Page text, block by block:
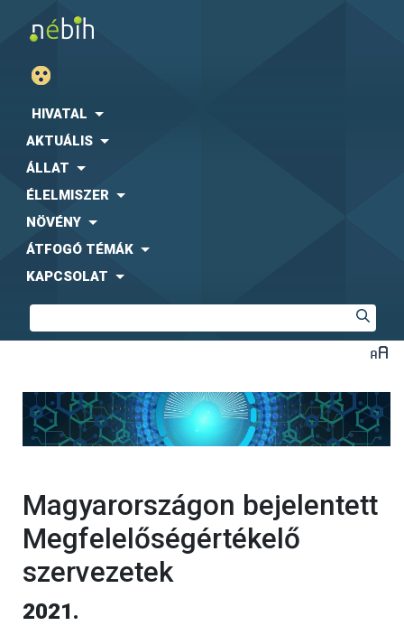
HIVATAL
AKTUÁLIS
ÁLLAT
ÉLELMISZER
NÖVÉNY
ÁTFOGÓ TÉMÁK
KAPCSOLAT
Magyarországon bejelentett
Megfelelőségértékelő
szervezetek
2021.